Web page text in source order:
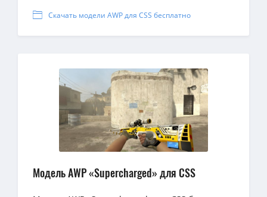
Скачать модели AWP для CSS бесплатно
Модель AWP «Supercharged» для CSS